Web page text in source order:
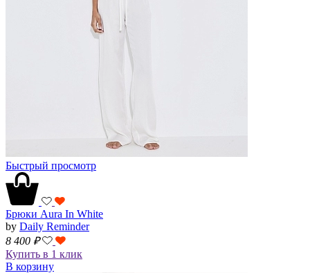
Быстрый просмотр
Брюки Aura In White
by Daily Reminder
8 400 ₽
Купить в 1 клик
В корзину